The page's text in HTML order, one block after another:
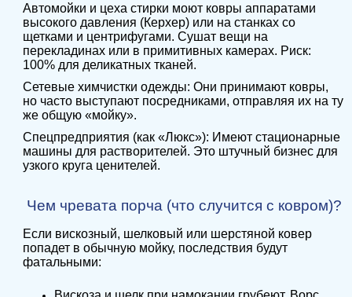
Автомойки и цеха стирки моют ковры аппаратами
высокого давления (Керхер) или на станках со
щетками и центрифугами. Сушат вещи на
перекладинах или в примитивных камерах. Риск:
100% для деликатных тканей.
Сетевые химчистки одежды: Они принимают ковры,
но часто выступают посредниками, отправляя их на ту
же общую «мойку».
Спецпредприятия (как «Люкс»): Имеют стационарные
машины для растворителей. Это штучный бизнес для
узкого круга ценителей.
Чем чревата порча (что случится с ковром)?
Если вискозный, шелковый или шерстяной ковер
попадет в обычную мойку, последствия будут
фатальными: